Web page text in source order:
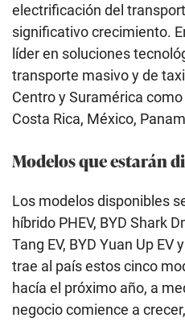
electrificación del
significativo crecimiento.
líder en soluciones
transporte masivo y de
Centro y Suramérica
Costa Rica, México,
Modelos que estarán
Los modelos disponibles
híbrido PHEV, BYD Shark
Tang EV, BYD Yuan Up EV
trae al país estos cinco
hacía el próximo año, a
negocio comience a